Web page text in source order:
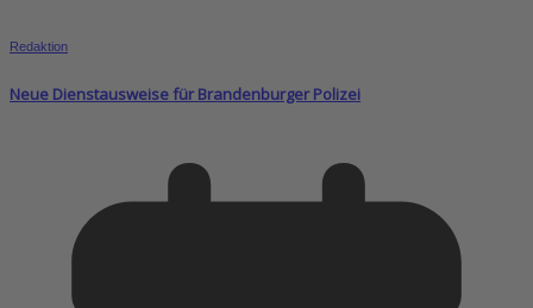
Redaktion
Neue Dienstausweise für Brandenburger Polizei